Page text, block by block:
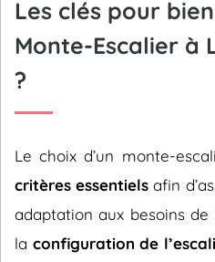
Les clés pour
Monte-Escalier à
?
Le choix d’un monte-
critères essentiels afin
adaptation aux besoins de
la configuration de